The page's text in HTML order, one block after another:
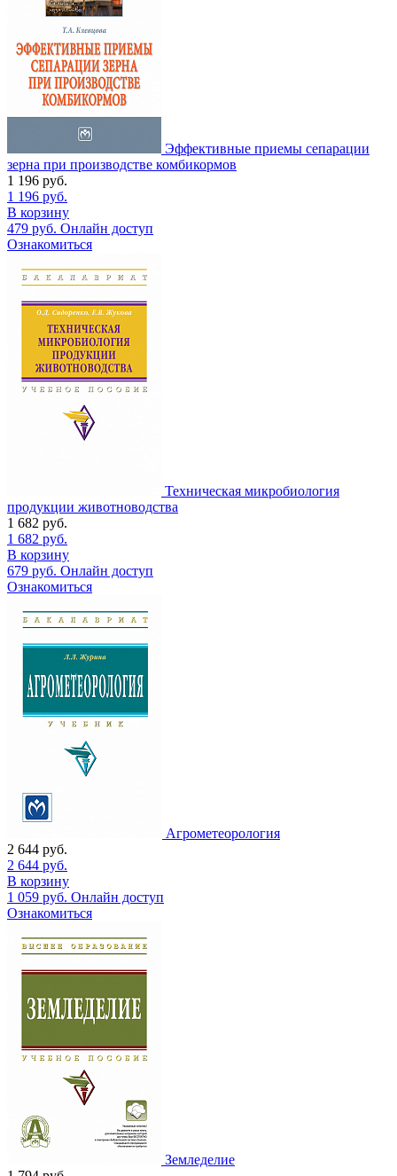
Эффективные приемы сепарации
зерна при производстве комбикормов
1 196 руб.
1 196 руб.
В корзину
479 руб. Онлайн доступ
Ознакомиться
Техническая микробиология
продукции животноводства
1 682 руб.
1 682 руб.
В корзину
679 руб. Онлайн доступ
Ознакомиться
Агрометеорология
2 644 руб.
2 644 руб.
В корзину
1 059 руб. Онлайн доступ
Ознакомиться
Земледелие